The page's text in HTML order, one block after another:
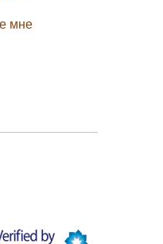
мне